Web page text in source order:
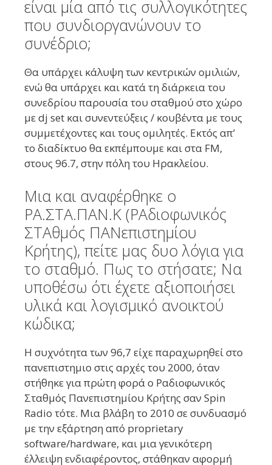
είναι μία από τις συλλογικότητες
που συνδιοργανώνουν το
συνέδριο;
Θα υπάρχει κάλυψη των κεντρικών ομιλιών,
ενώ θα υπάρχει και κατά τη διάρκεια του
συνεδρίου παρουσία του σταθμού στο χώρο
με dj set και συνεντεύξεις / κουβέντα με τους
συμμετέχοντες και τους ομιλητές. Εκτός απ’
το διαδίκτυο θα εκπέμπουμε και στα FM,
στους 96.7, στην πόλη του Ηρακλείου.
Μια και αναφέρθηκε ο
ΡΑ.ΣΤΑ.ΠΑΝ.Κ (ΡΑδιοφωνικός
ΣΤΑθμός ΠΑΝεπιστημίου
Κρήτης), πείτε μας δυο λόγια για
το σταθμό. Πως το στήσατε; Να
υποθέσω ότι έχετε αξιοποιήσει
υλικά και λογισμικό ανοικτού
κώδικα;
Η συχνότητα των 96,7 είχε παραχωρηθεί στο
πανεπιστημιο στις αρχές του 2000, όταν
στήθηκε για πρώτη φορά ο Ραδιοφωνικός
Σταθμός Πανεπιστημίου Κρήτης σαν Spin
Radio τότε. Μια βλάβη το 2010 σε συνδυασμό
με την εξάρτηση από proprietary
software/hardware, και μια γενικότερη
έλλειψη ενδιαφέροντος, στάθηκαν αφορμή